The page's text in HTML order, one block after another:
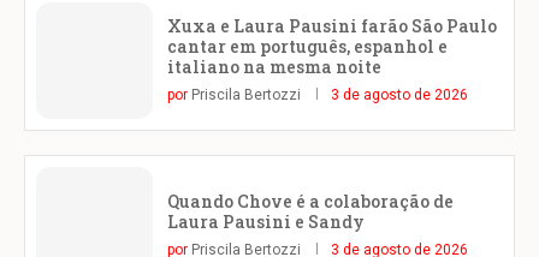
Xuxa e Laura Pausini farão São Paulo
cantar em português, espanhol e
italiano na mesma noite
por Priscila Bertozzi 3 de agosto de 2026
Quando Chove é a colaboração de
Laura Pausini e Sandy
por Priscila Bertozzi 3 de agosto de 2026